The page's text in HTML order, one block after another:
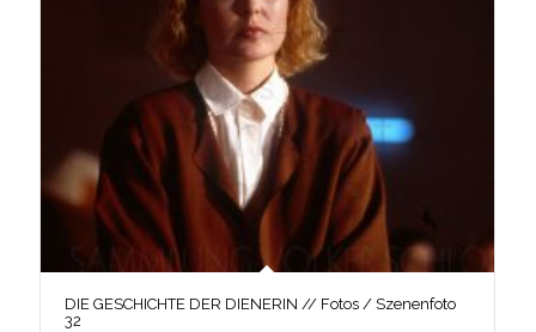
DIE GESCHICHTE DER DIENERIN // Fotos / Szenenfoto
32